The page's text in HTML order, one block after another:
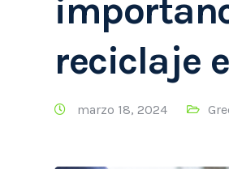
reciclaje
marzo 18, 2024